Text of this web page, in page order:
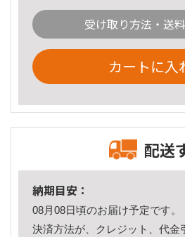
受け取り方法・送
カートに入
配送
納期目安：
08月08日頃のお届け予定です。
決済方法が、クレジット、代金